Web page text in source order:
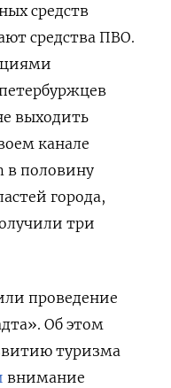
средств
средства ПВО.
выходить
канале
в половину
города,
три
проведение
Об этом
туризма
внимание